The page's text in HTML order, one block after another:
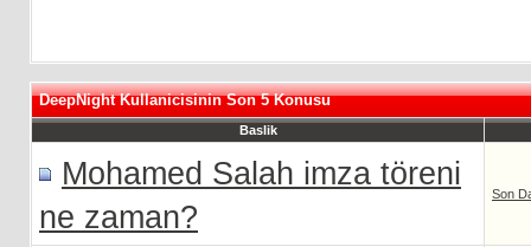
DeepNight Kullanicisinin Son 5 Konusu
Baslik
Mohamed Salah imza töreni
ne zaman?
Son